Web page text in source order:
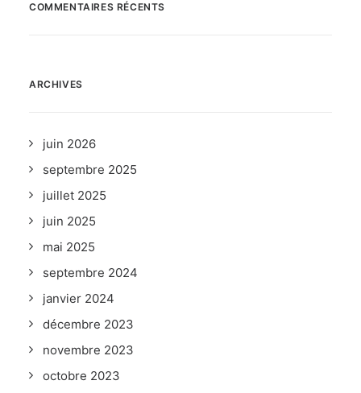
COMMENTAIRES RÉCENTS
ARCHIVES
juin 2026
septembre 2025
juillet 2025
juin 2025
mai 2025
septembre 2024
janvier 2024
décembre 2023
novembre 2023
octobre 2023